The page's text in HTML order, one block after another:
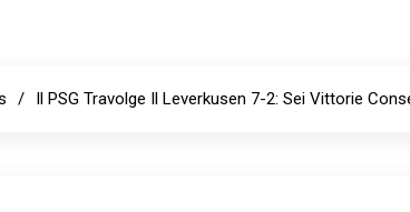
Il PSG Travolge Il Leverkusen 7-2: Sei Vittorie